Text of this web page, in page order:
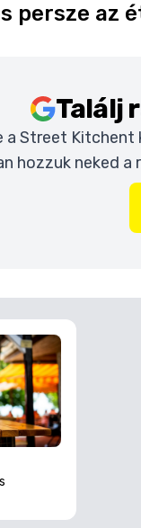
persze az
Találj
a Street Kitchent
hozzuk neked